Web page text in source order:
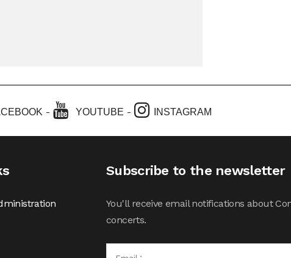
- YOUTUBE - INSTAGRAM
Subscribe to the newsletter
You'll receive email notifications about
concerts.